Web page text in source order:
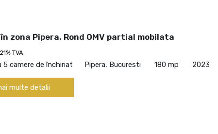
zona Pipera, Rond OMV partial mobilata
TVA
5 camere de închiriat Pipera, Bucuresti 180 mp 2023
multe detalii